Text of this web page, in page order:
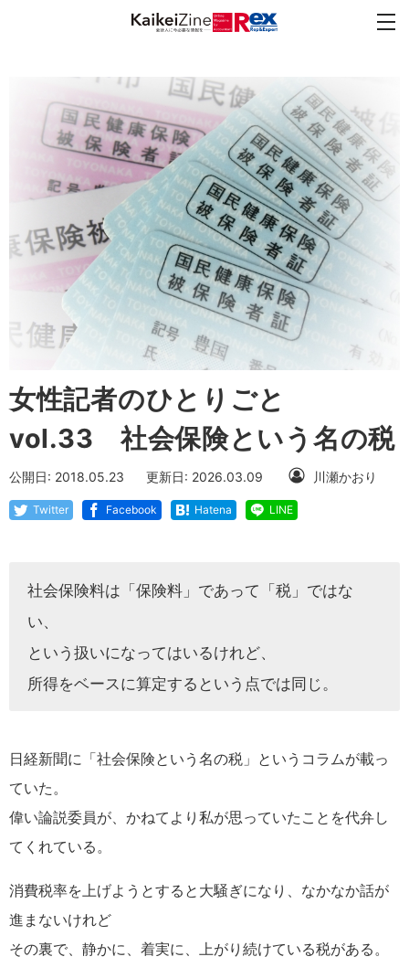
女性記者のひとりごと
vol.33 社会保険という名の税
公開日: 2018.05.23 更新日: 2026.03.09 川瀬かおり
Twitter Facebook Hatena LINE
社会保険料は「保険料」であって「税」ではな
い、
という扱いになってはいるけれど、
所得をベースに算定するという点では同じ。
日経新聞に「社会保険という名の税」というコラムが載っ
ていた。
偉い論説委員が、かねてより私が思っていたことを代弁し
てくれている。
消費税率を上げようとすると大騒ぎになり、なかなか話が
進まないけれど
その裏で、静かに、着実に、上がり続けている税がある。